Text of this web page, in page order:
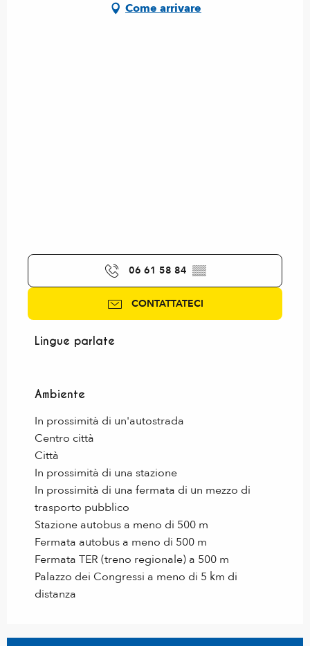
Come arrivare
06 61 58 84 ▒▒
CONTATTATECI
Lingue parlate
Lingue parlate
Ambiente
Ambiente
In prossimità di un'autostrada
Centro città
Città
In prossimità di una stazione
In prossimità di una fermata di un mezzo di
trasporto pubblico
Stazione autobus a meno di 500 m
Fermata autobus a meno di 500 m
Fermata TER (treno regionale) a 500 m
Palazzo dei Congressi a meno di 5 km di
distanza